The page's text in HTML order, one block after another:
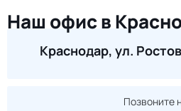
Наш офис в
Краснодар, ул.
Позвоните